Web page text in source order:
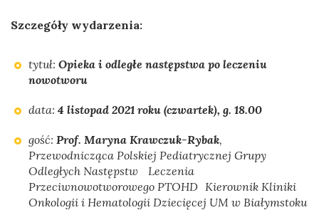
Szczegóły wydarzenia:
tytuł: Opieka i odległe następstwa po leczeniu
nowotworu
data: 4 listopad 2021 roku (czwartek), g. 18.00
gość: Prof. Maryna Krawczuk-Rybak,
Przewodnicząca Polskiej Pediatrycznej Grupy
Odległych Następstw Leczenia
Przeciwnowotworowego PTOHD Kierownik Kliniki
Onkologii i Hematologii Dziecięcej UM w Białymstoku